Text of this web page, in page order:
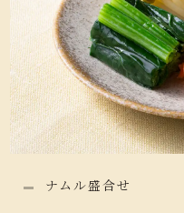
ナムル盛合せ